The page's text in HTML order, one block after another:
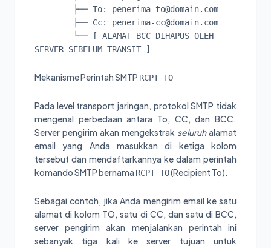
Mekanisme Perintah SMTP RCPT TO
Pada level transport jaringan, protokol SMTP tidak
mengenal perbedaan antara To, CC, dan BCC.
Server pengirim akan mengekstrak seluruhalamat
email yang Anda masukkan di ketiga kolom
tersebut dan mendaftarkannya ke dalam perintah
komando SMTP bernama RCPT TO(Recipient To).
Sebagai contoh, jika Anda mengirim email ke satu
alamat di kolom TO, satu di CC, dan satu di BCC,
server pengirim akan menjalankan perintah ini
sebanyak tiga kali ke server tujuan untuk